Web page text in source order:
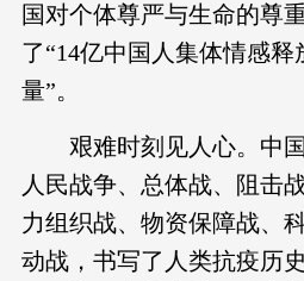
国对个体尊严与生命的尊
了“14亿中国人集体情感释
量”。
艰难时刻见人心。中
人民战争、总体战、阻击
力组织战、物资保障战、
动战，书写了人类抗疫历